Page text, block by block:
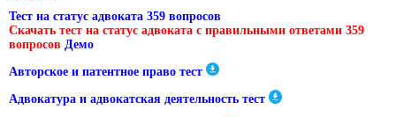
Тест на статус адвоката 359 вопросов
Скачать тест на статус адвоката с правильными ответами 359
вопросов Демо
Авторское и патентное право тест
Адвокатура и адвокатская деятельность тест